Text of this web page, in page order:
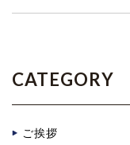
CATEGORY
ご挨拶